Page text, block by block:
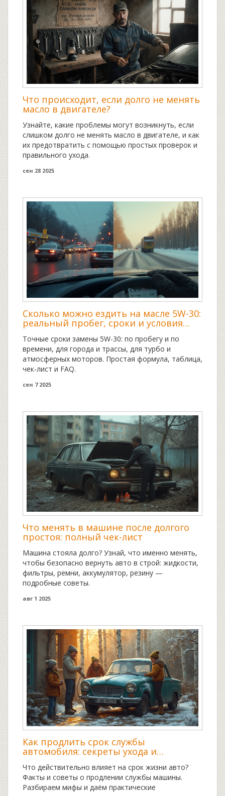
Что происходит, если долго не менять
масло в двигателе?
Узнайте, какие проблемы могут возникнуть, если
слишком долго не менять масло в двигателе, и как
их предотвратить с помощью простых проверок и
правильного ухода.
сен 28 2025
Сколько можно ездить на масле 5W-30:
реальный пробег, сроки и условия
эксплуатации
Точные сроки замены 5W-30: по пробегу и по
времени, для города и трассы, для турбо и
атмосферных моторов. Простая формула, таблица,
чек-лист и FAQ.
сен 7 2025
Что менять в машине после долгого
простоя: полный чек-лист
Машина стояла долго? Узнай, что именно менять,
чтобы безопасно вернуть авто в строй: жидкости,
фильтры, ремни, аккумулятор, резину —
подробные советы.
авг 1 2025
Как продлить срок службы
автомобиля: секреты ухода и
Что действительно влияет на срок жизни авто?
Факты и советы о продлении службы машины.
Разбираем мифы и даём практические